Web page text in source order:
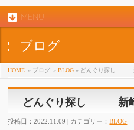
MENU
ブログ
HOME » ブログ »BLOG » どんぐり探し
どんぐり探し 新
投稿日：2022.11.09 | カテゴリー：BLOG